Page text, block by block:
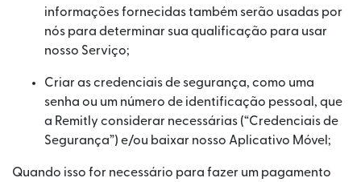
informações fornecidas também serão usadas por
nós para determinar sua qualificação para usar
nosso Serviço;
Criar as credenciais de segurança, como uma
senha ou um número de identificação pessoal, que
a Remitly considerar necessárias (“Credenciais de
Segurança”) e/ou baixar nosso Aplicativo Móvel;
Quando isso for necessário para fazer um pagamento